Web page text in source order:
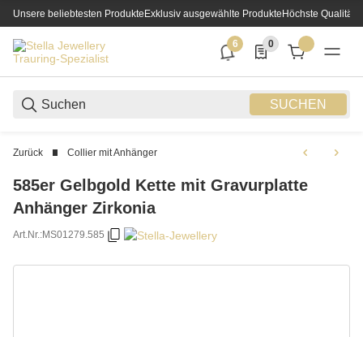
Unsere beliebtesten ProdukteExklusiv ausgewählte ProdukteHöchste Qualität
SUCHEN
6
6 neue Notifizierungen
0
0 Produkte in der
Zurück Collier mit Anhänger
585er Gelbgold Kette mit Gravurplatte
Anhänger Zirkonia
Art.Nr.:MS01279.585